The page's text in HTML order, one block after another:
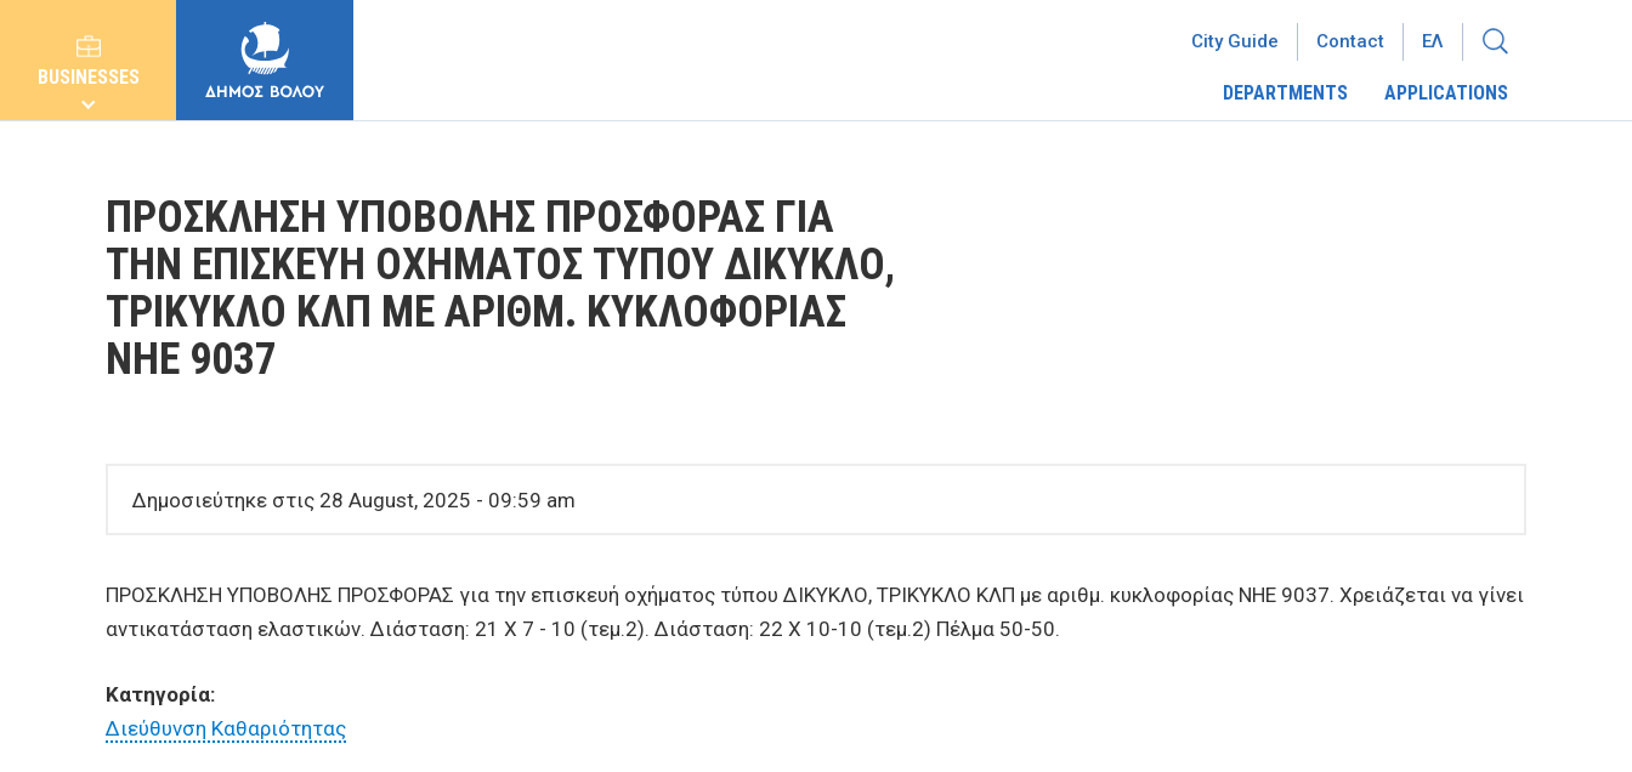
BUSINESSES
MUNICIPALITY
DEPARTMENTS APPLICATIONS
City Guide Contact ΕΛ
ΠΡΟΣΚΛΗΣΗ ΥΠΟΒΟΛΗΣ ΠΡΟΣΦΟΡΑΣ ΓΙΑ
ΤΗΝ ΕΠΙΣΚΕΥΗ ΟΧΗΜΑΤΟΣ ΤΥΠΟΥ ΔΙΚΥΚΛΟ,
ΤΡΙΚΥΚΛΟ ΚΛΠ ΜΕ ΑΡΙΘΜ. ΚΥΚΛΟΦΟΡΙΑΣ
ΝΗΕ 9037
Δημοσιεύτηκε στις 28 August, 2025 - 09:59 am
ΠΡΟΣΚΛΗΣΗ ΥΠΟΒΟΛΗΣ ΠΡΟΣΦΟΡΑΣ για την επισκευή οχήματος τύπου ΔΙΚΥΚΛΟ, ΤΡΙΚΥΚΛΟ ΚΛΠ με αριθμ. κυκλοφορίας ΝΗΕ 9037. Χρειάζεται να γίνει
αντικατάσταση ελαστικών. Διάσταση: 21 X 7 - 10 (τεμ.2). Διάσταση: 22 Χ 10-10 (τεμ.2) Πέλμα 50-50.
Κατηγορία:
Διεύθυνση Καθαριότητας